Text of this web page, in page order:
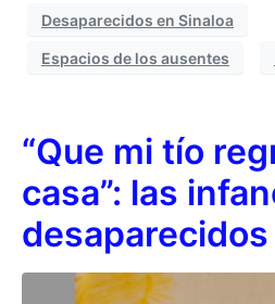
Desaparecidos en Sinaloa
Espacios de los ausentes
“Que mi tío
casa”: las